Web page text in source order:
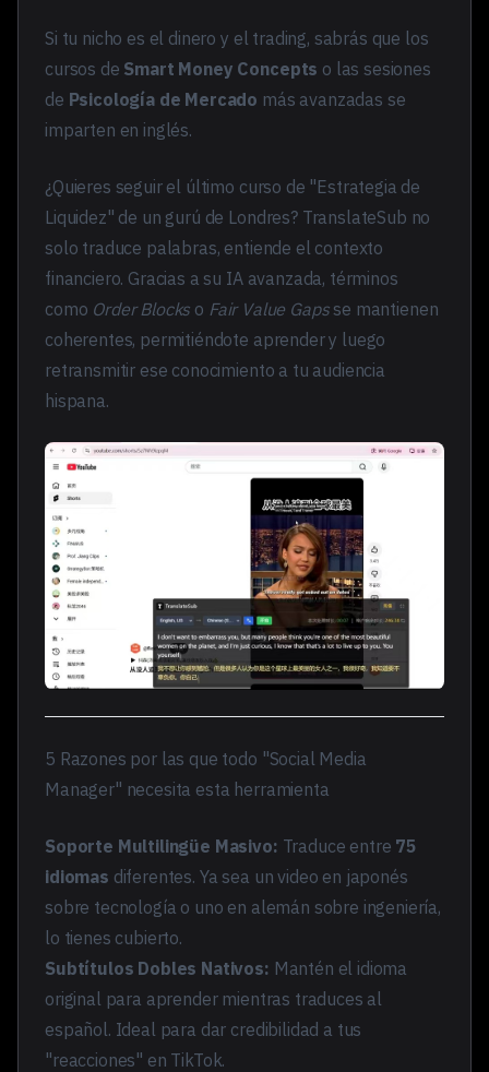
Si tu nicho es el dinero y el trading, sabrás que los
cursos de Smart Money Concepts o las sesiones
de Psicología de Mercado más avanzadas se
imparten en inglés.
¿Quieres seguir el último curso de "Estrategia de
Liquidez" de un gurú de Londres? TranslateSub no
solo traduce palabras, entiende el contexto
financiero. Gracias a su IA avanzada, términos
como Order Blocks o Fair Value Gapsse mantienen
coherentes, permitiéndote aprender y luego
retransmitir ese conocimiento a tu audiencia
hispana.
5 Razones por las que todo "Social Media
Manager" necesita esta herramienta
Soporte Multilingüe Masivo: Traduce entre 75
idiomas diferentes. Ya sea un video en japonés
sobre tecnología o uno en alemán sobre ingeniería,
lo tienes cubierto.
Subtítulos Dobles Nativos: Mantén el idioma
original para aprender mientras traduces al
español. Ideal para dar credibilidad a tus
"reacciones" en TikTok.